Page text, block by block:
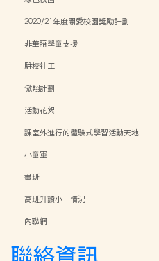
2020/21年度關愛校園獎勵計劃
非華語學童支援
駐校社工
傲翔計劃
活動花絮
課室外進行的體驗式學習活動天地
小童軍
畫班
高班升讀小一情況
內聯網